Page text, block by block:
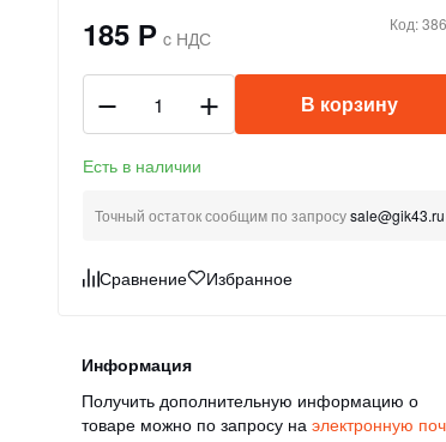
185 Р c НДС
Код:
В корзину
Есть в наличии
Точный остаток сообщим по запросуsale@gik43.ru
Сравнение Избранное
Информация
Получить дополнительную информацию о
товаре можно по запросу на электронную